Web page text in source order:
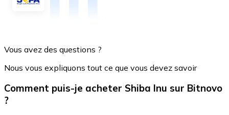
Vous avez des questions ?
Nous vous expliquons tout ce que vous devez savoir
Comment puis-je acheter Shiba Inu sur Bitnovo
?